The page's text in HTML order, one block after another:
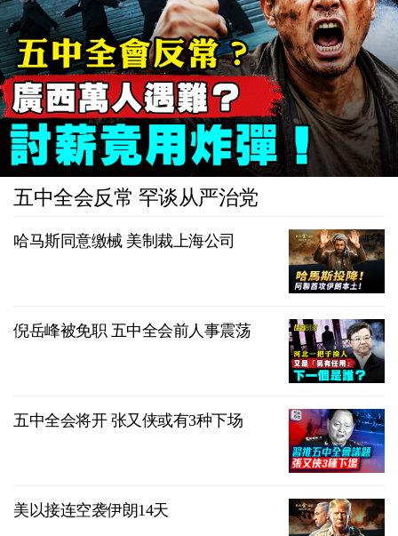
五中全会反常 罕谈从严治党
哈马斯同意缴械 美制裁上海公司
倪岳峰被免职 五中全会前人事震荡
五中全会将开 张又侠或有3种下场
美以接连空袭伊朗14天